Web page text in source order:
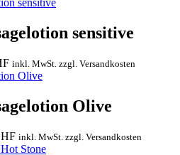
sensitive
Preisspanne:
11.95 CHF
99.95 CHF
inkl. MwSt. zzgl. Versandkosten
Olive
Preisspanne:
17.95 CHF
inkl. MwSt. zzgl. Versandkosten